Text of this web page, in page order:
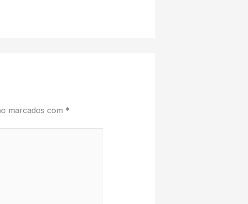
marcados com *